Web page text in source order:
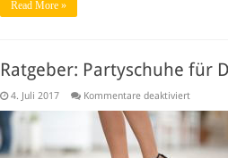
Read More »
Ratgeber: Partyschuhe für
4. Juli 2017 Kommentare deaktiviertfür
für
Damen